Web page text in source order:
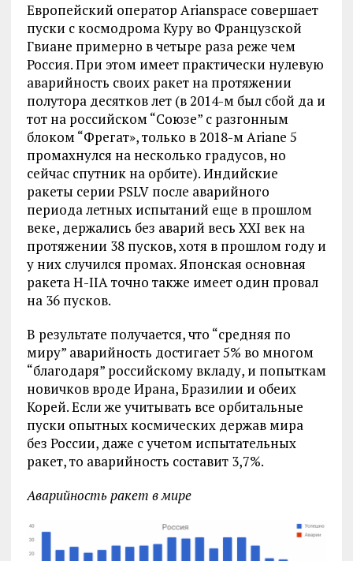
Европейский оператор Arianspace совершает
пуски с космодрома Куру во Французской
Гвиане примерно в четыре раза реже чем
Россия. При этом имеет практически нулевую
аварийность своих ракет на протяжении
полутора десятков лет (в 2014-м был сбой да и
тот на российском “Союзе” с разгонным
блоком “Фрегат», только в 2018-м Ariane 5
промахнулся на несколько градусов, но
сейчас спутник на орбите). Индийские
ракеты серии PSLV после аварийного
периода летных испытаний еще в прошлом
веке, держались без аварий весь XXI век на
протяжении 38 пусков, хотя в прошлом году и
у них случился промах. Японская основная
ракета H-IIA точно также имеет один провал
на 36 пусков.
В результате получается, что “средняя по
миру” аварийность достигает 5% во многом
“благодаря” российскому вкладу, и попыткам
новичков вроде Ирана, Бразилии и обеих
Корей. Если же учитывать все орбитальные
пуски опытных космических держав мира
без России, даже с учетом испытательных
ракет, то аварийность составит 3,7%.
Аварийность ракет в мире